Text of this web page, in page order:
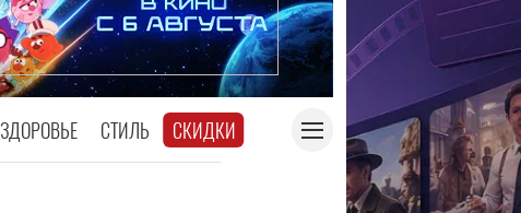
ЗДОРОВЬЕ СТИЛЬ СКИДКИ